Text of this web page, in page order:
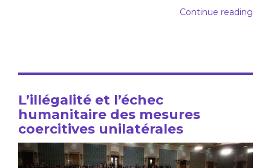
Continue reading
L’illégalité et l’échec
humanitaire des mesures
coercitives unilatérales